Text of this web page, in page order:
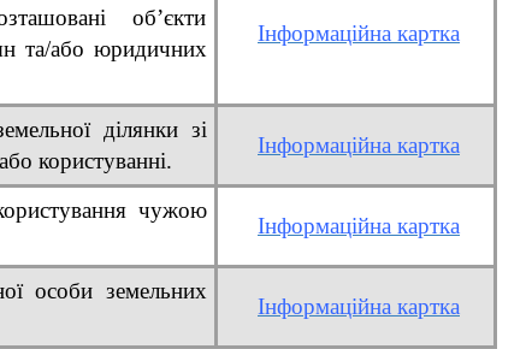
об’єкти
та/або юридичних
Інформаційна картка
ділянки зі
користуванні.
Інформаційна картка
чужою
Інформаційна картка
особи земельних
Інформаційна картка